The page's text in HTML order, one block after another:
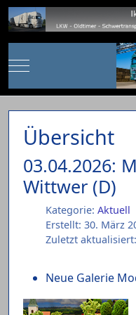
Mobile Menu Toggle
Übersicht
03.04.2026:
Wittwer (D)
Kategorie: Aktuell
Erstellt: 30. März
Zuletzt
Neue Galerie